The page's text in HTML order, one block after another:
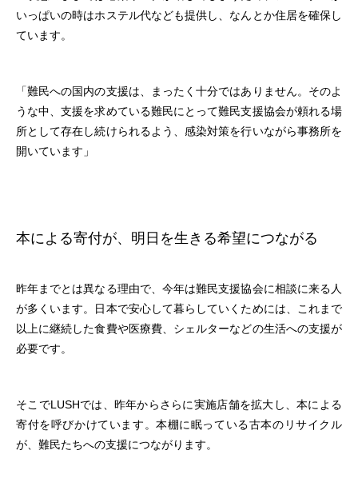
いっぱいの時はホステル代なども提供し、なんとか住居を確保し
ています。
「難民への国内の支援は、まったく十分ではありません。そのよ
うな中、支援を求めている難民にとって難民支援協会が頼れる場
所として存在し続けられるよう、感染対策を行いながら事務所を
開いています」
本による寄付が、明日を生きる希望につながる
昨年までとは異なる理由で、今年は難民支援協会に相談に来る人
が多くいます。日本で安心して暮らしていくためには、これまで
以上に継続した食費や医療費、シェルターなどの生活への支援が
必要です。
そこでLUSHでは、昨年からさらに実施店舗を拡大し、本による
寄付を呼びかけています。本棚に眠っている古本のリサイクル
が、難民たちへの支援につながります。